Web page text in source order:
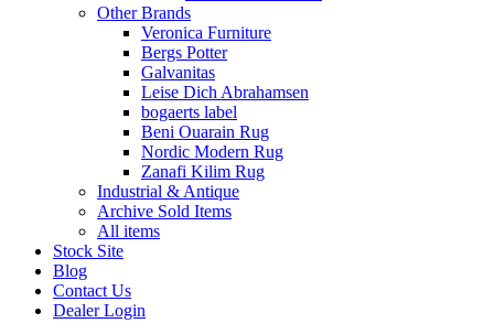
Other Brands
Veronica Furniture
Bergs Potter
Galvanitas
Leise Dich Abrahamsen
bogaerts label
Beni Ouarain Rug
Nordic Modern Rug
Zanafi Kilim Rug
Industrial & Antique
Archive Sold Items
All items
Stock Site
Blog
Contact Us
Dealer Login